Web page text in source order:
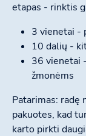
etapas - rinktis
3 vienetai -
10 dalių -
36 vienetai
žmonėms
Patarimas: radę
pakuotes, kad
karto pirkti